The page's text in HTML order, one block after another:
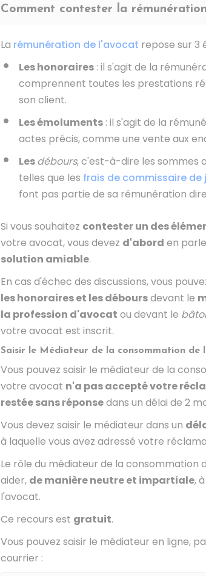
Comment contester la
La rémunération de l'avocat repose sur 3
Les honoraires : il s'agit de la
comprennent toutes les prestations
son client.
Les émoluments : il s'agit de la
actes précis, comme une vente aux
Lesdébours, c'est-à-dire les sommes
telles que les frais de commissaire de
font pas partie de sa rémunération
Si vous souhaitez contester un des
votre avocat, vous devez d'abord en
solution amiable.
En cas d'échec des discussions, vous
les honoraires et les déboursdevant le
la profession d'avocat ou devant le
votre avocat est inscrit.
Saisir le Médiateur de la consommation de
Vous pouvez saisir le médiateur de la
votre avocat n'a pas accepté votre
restée sans réponsedans un délai de 2
Vous devez saisir le médiateur dans un
à laquelle vous avez adressé votre
Le rôle du médiateur de la consommation
aider, de manière neutre et impartiale,
l'avocat.
Ce recours est gratuit.
Vous pouvez saisir le médiateur en ligne,
courrier :